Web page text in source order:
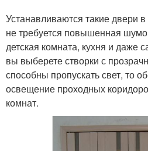
Устанавливаются такие двери
не требуется повышенная
детская комната, кухня и даже
вы выберете створки с
способны пропускать свет, то
освещение проходных
комнат.